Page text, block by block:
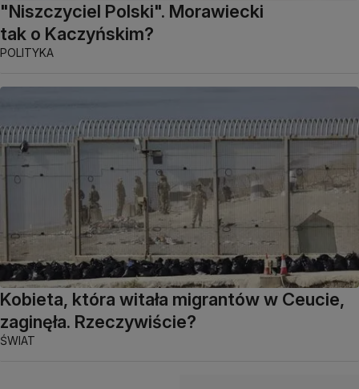
"Niszczyciel Polski". Morawiecki
tak o Kaczyńskim?
POLITYKA
Kobieta, która witała migrantów w Ceucie,
zaginęła. Rzeczywiście?
ŚWIAT